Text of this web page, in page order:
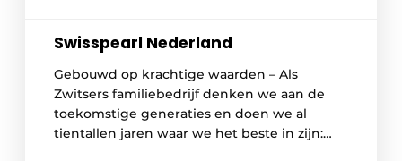
Swisspearl Nederland
Gebouwd op krachtige waarden – Als
Zwitsers familiebedrijf denken we aan de
toekomstige generaties en doen we al
tientallen jaren waar we het beste in zijn: